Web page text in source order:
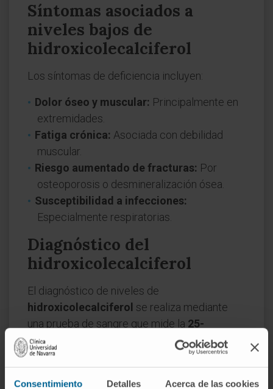
Consentimiento Detalles Acerca de las cookies
Síntomas asociados a
niveles bajos de
hidroxicolecalciferol
Los síntomas de deficiencia incluyen:
Dolor óseo y muscular: Principalmente en
extremidades.
Fatiga crónica: Asociada con debilidad
muscular.
Riesgo aumentado de fracturas: Por
osteoporosis o desmineralización ósea.
Susceptibilidad a infecciones:
Especialmente respiratorias.
Diagnóstico del
hidroxicolecalciferol
El diagnóstico de niveles de
hidroxicolecalciferol se realiza mediante
una prueba de sangre que mide la 25-
hidroxivitamina D
. Los valores de referencia
son:
Deficiencia: Menos de 20 ng/mL.